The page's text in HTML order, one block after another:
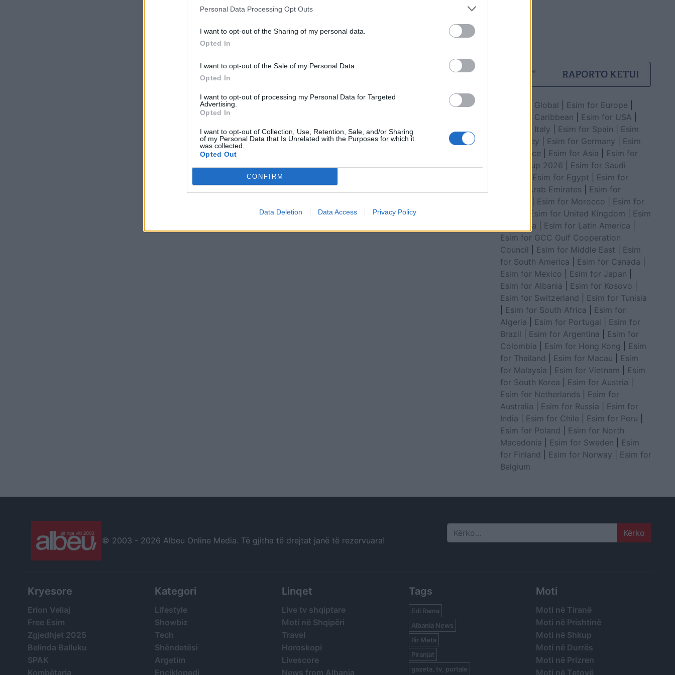
Personal Data Processing Opt Outs
I want to opt-out of the Sharing of my personal data.
Opted In
I want to opt-out of the Sale of my Personal Data.
Opted In
I want to opt-out of processing my Personal Data for Targeted
Advertising.
Opted In
I want to opt-out of Collection, Use, Retention, Sale, and/or Sharing
of my Personal Data that Is Unrelated with the Purposes for which it
was collected.
Opted Out
CONFIRM
Data Deletion Data Access Privacy Policy
Esim for Global Esim for Europe
Esim for Caribbean
Esim for USA
Esim for Italy
Esim for Spain
Esim
for Turkey
Esim for Germany
Esim
for Greece
Esim for Asia
Esim for
World Cup 2026
Esim for Saudi
Esim for Egypt
Esim for
United Arab Emirates
Esim for
Esim for Morocco
Esim for
Esim for United Kingdom
Esim
for Africa
Esim for Latin America
Esim for GCC Gulf Cooperation
Council
Esim for Middle East
Esim
for South America
Esim for Canada
Esim for Mexico
Esim for Japan
Esim for Albania
Esim for Kosovo
Esim for Switzerland
Esim for Tunisia
Esim for South Africa
Esim for
Algeria
Esim for Portugal
Esim for
Brazil
Esim for Argentina
Esim for
Colombia
Esim for Hong Kong
Esim
for Thailand
Esim for Macau
Esim
for Malaysia
Esim for Vietnam
Esim
for South Korea
Esim for Austria
Esim for Netherlands
Esim for
Australia
Esim for Russia
Esim for
India
Esim for Chile Esim for Peru
Esim for Poland
Esim for North
Macedonia
Esim for Sweden
Esim
for Finland
Esim for Norway
Esim for
Belgium
© 2003 - 2026 Albeu Online Media. Të gjitha të drejtat janë të rezervuara! Search
Kryesore
Erion Veliaj
Free Esim
Zgjedhjet 2025
Belinda Balluku
SPAK
Kombëtarja
Kategori
Lifestyle
Showbiz
Tech
Shëndetësi
Argetim
Enciklopedi
Linqet
Live tv shqiptare
Moti në Shqipëri
Travel
Horoskopi
Livescore
News from Albania
Tags
Edi Rama
Albania News
Ilir Meta
Piranjat
gazeta, tv, portale
Moti
Moti në Tiranë
Moti në Prishtinë
Moti në Shkup
Moti në Durrës
Moti në Prizren
Moti në Tetovë